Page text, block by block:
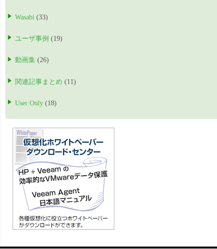
Wasabi (33)
ユーザ事例 (19)
動画集 (26)
関連記事まとめ (11)
User Only (18)